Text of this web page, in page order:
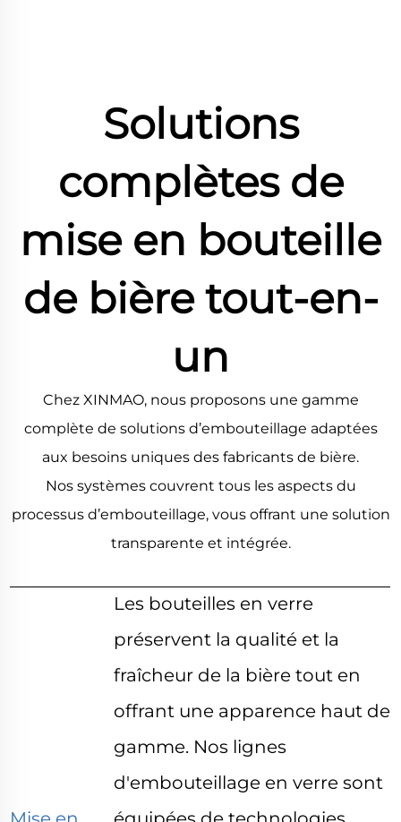
Solutions
complètes de
mise en bouteille
de bière tout-en-
un
Chez XINMAO, nous proposons une gamme
complète de solutions d’embouteillage adaptées
aux besoins uniques des fabricants de bière.
Nos systèmes couvrent tous les aspects du
processus d’embouteillage, vous offrant une solution
transparente et intégrée.
Les bouteilles en verre
préservent la qualité et la
fraîcheur de la bière tout en
offrant une apparence haut de
gamme. Nos lignes
d'embouteillage en verre sont